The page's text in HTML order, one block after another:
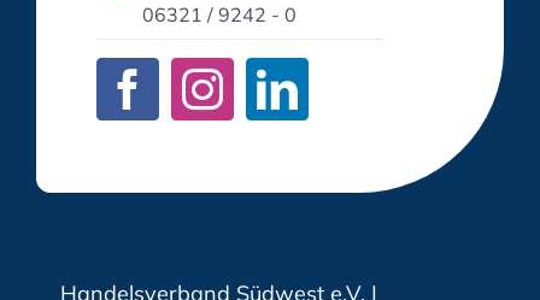
06321 / 9242 - 0
Handelsverband Südwest e.V. |